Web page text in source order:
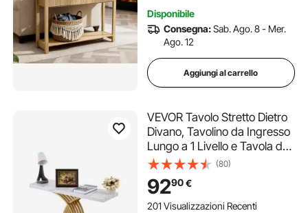
Naturale
Disponibile
Consegna:Sab. Ago. 8 - Mer.
Ago. 12
Aggiungi al carrello
VEVOR Tavolo Stretto Dietro
Divano, Tavolino da Ingresso
Lungo a 1 Livello e Tavola da
Corridoio Sottile, con
Struttura in Metallo, per
Ingresso, Corridoio,
Soggiorno, 100 x 30 x 81 cm
(80)
9290€
201 Visualizzazioni Recenti